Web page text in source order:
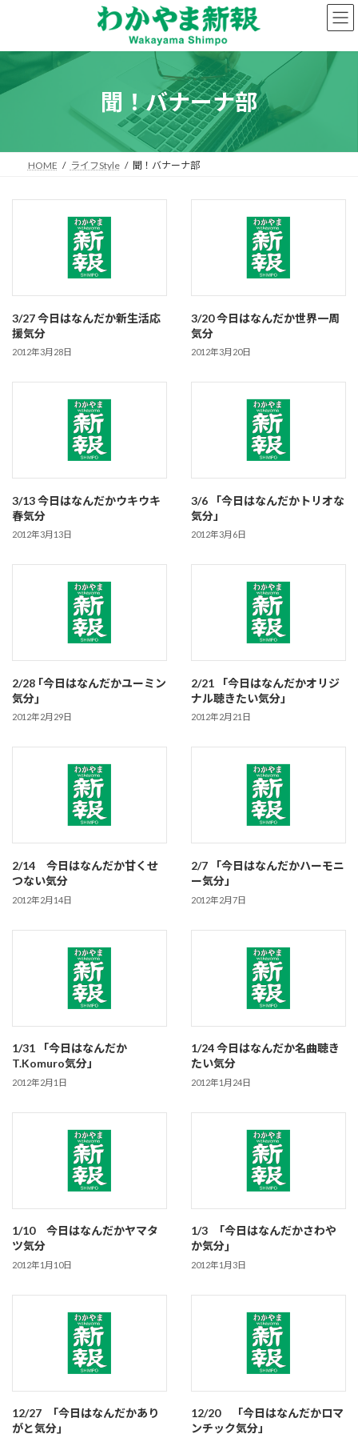
ン
へ
プ
ー
ョ
動
聞！バナーナ部
HOME ライフStyle 聞！バナーナ部
3/27 今日はなんだか新生活応
援気分
2012年3月28日
3/20 今日はなんだか世界一周
気分
2012年3月20日
3/13 今日はなんだかウキウキ
春気分
2012年3月13日
3/6 「今日はなんだかトリオな
気分」
2012年3月6日
2/28 ｢今日はなんだかユーミン
気分｣
2012年2月29日
2/21 「今日はなんだかオリジ
ナル聴きたい気分」
2012年2月21日
2/14 今日はなんだか甘くせ
つない気分
2012年2月14日
2/7 「今日はなんだかハーモニ
ー気分」
2012年2月7日
1/31 「今日はなんだか
T.Komuro気分」
2012年2月1日
1/24 今日はなんだか名曲聴き
たい気分
2012年1月24日
1/10 今日はなんだかヤマタ
ツ気分
2012年1月10日
1/3 ｢今日はなんだかさわや
か気分｣
2012年1月3日
12/27 ｢今日はなんだかあり
がと気分｣
12/20 「今日はなんだかロマ
ンチック気分」